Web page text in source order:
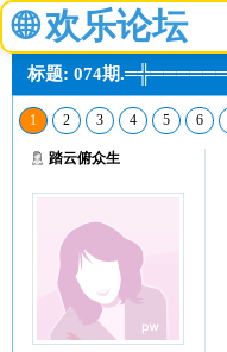
🌐 欢乐论坛
标题: 074期
1 2 3 4 5 6
踏云俯众生